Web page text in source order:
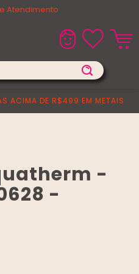
Atendimento
ACIMA DE R$499 EM METAIS
-
-